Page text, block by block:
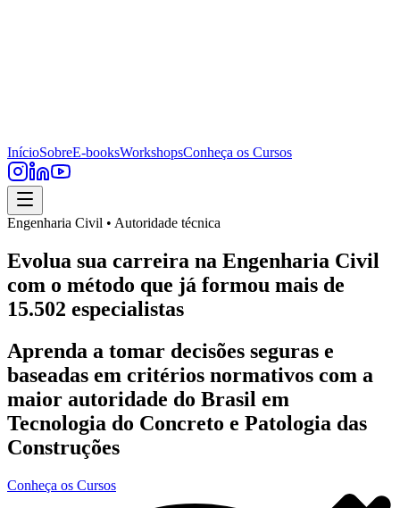
InícioSobreE-booksWorkshopsConheça os Cursos
Engenharia Civil • Autoridade técnica
Evolua sua carreira na Engenharia Civil
com o método que já formou mais de
15.502 especialistas
Aprenda a tomar decisões seguras e
baseadas em critérios normativos com a
maior autoridade do Brasil em
Tecnologia do Concreto e Patologia das
Construções
Conheça os Cursos